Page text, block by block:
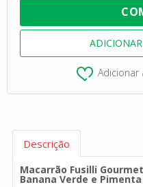
Adicionar
Descrição
Macarrão Fusilli
Banana Verde e